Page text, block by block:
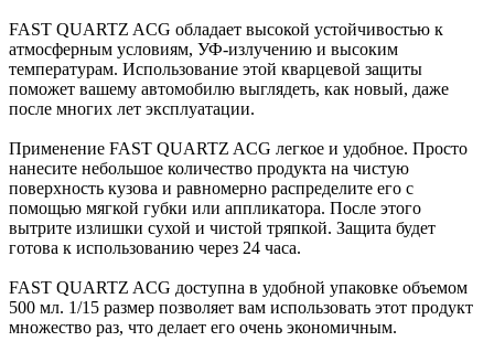
FAST QUARTZ ACG обладает высокой устойчивостью к
атмосферным условиям, УФ-излучению и высоким
температурам. Использование этой кварцевой защиты
поможет вашему автомобилю выглядеть, как новый, даже
после многих лет эксплуатации.
Применение FAST QUARTZ ACG легкое и удобное. Просто
нанесите небольшое количество продукта на чистую
поверхность кузова и равномерно распределите его с
помощью мягкой губки или аппликатора. После этого
вытрите излишки сухой и чистой тряпкой. Защита будет
готова к использованию через 24 часа.
FAST QUARTZ ACG доступна в удобной упаковке объемом
500 мл. 1/15 размер позволяет вам использовать этот продукт
множество раз, что делает его очень экономичным.